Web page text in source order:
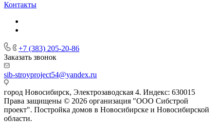
Контакты
+7 (383) 205-20-86
Заказать звонок
sib-stroyproject54@yandex.ru
город Новосибирск, Электрозаводская 4. Индекс: 630015
Права защищены © 2026 организация "ООО Сибстрой
проект". Постройка домов в Новосибирске и Новосибирской
области.